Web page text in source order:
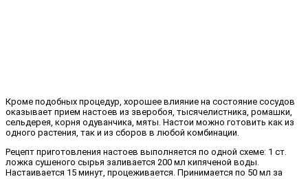
Кроме подобных процедур, хорошее влияние на состояние сосудов
оказывает прием настоев из зверобоя, тысячелистника, ромашки,
сельдерея, корня одуванчика, мяты. Настои можно готовить как из
одного растения, так и из сборов в любой комбинации.
Рецепт приготовления настоев выполняется по одной схеме: 1 ст.
ложка сушеного сырья заливается 200 мл кипяченой воды.
Настаивается 15 минут, процеживается. Принимается по 50 мл за